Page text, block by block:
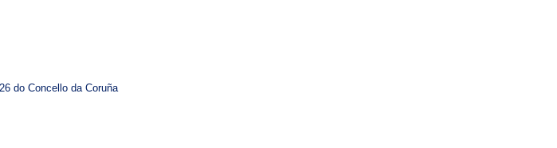
do Concello da Coruña